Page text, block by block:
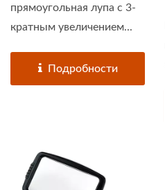
прямоугольная лупа с 3-
кратным увеличением...
Подробности